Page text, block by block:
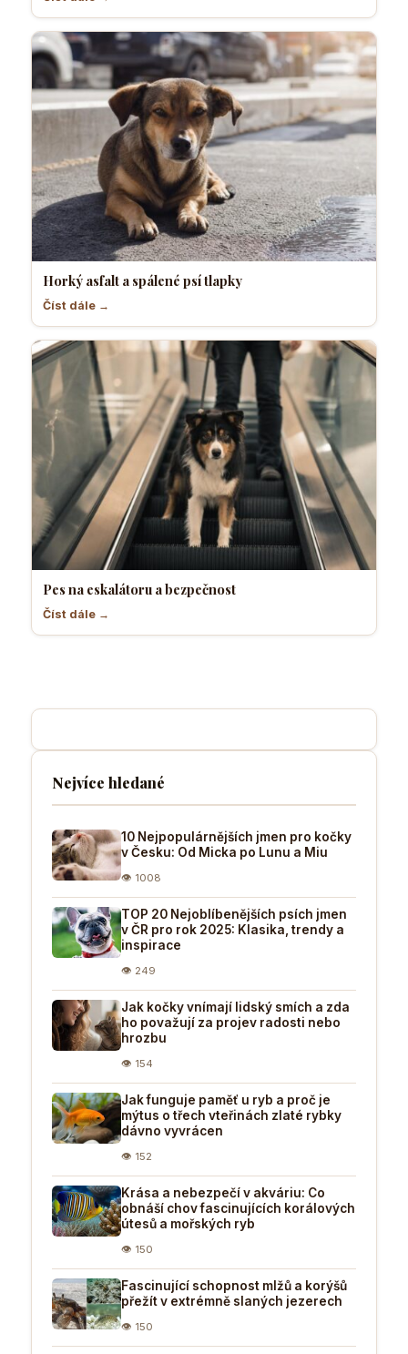
Horký asfalt a spálené psí tlapky
Číst dále →
Pes na eskalátoru a bezpečnost
Číst dále →
Nejvíce hledané
10 Nejpopulárnějších jmen pro kočky
v Česku: Od Micka po Lunu a Miu
👁 1008
TOP 20 Nejoblíbenějších psích jmen
v ČR pro rok 2025: Klasika, trendy a
inspirace
👁 249
Jak kočky vnímají lidský smích a zda
ho považují za projev radosti nebo
hrozbu
👁 154
Jak funguje paměť u ryb a proč je
mýtus o třech vteřinách zlaté rybky
dávno vyvrácen
👁 152
Krása a nebezpečí v akváriu: Co
obnáší chov fascinujících korálových
útesů a mořských ryb
👁 150
Fascinující schopnost mlžů a korýšů
přežít v extrémně slaných jezerech
👁 150